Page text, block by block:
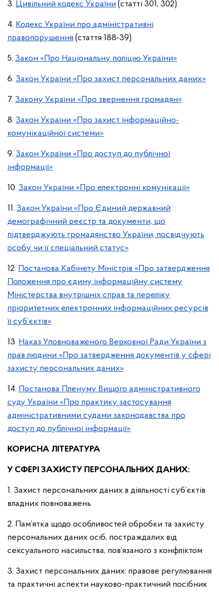
3. Цивільний кодекс України (статті 301, 302)
4. Кодекс України про адміністративні
правопорушення (стаття 188-39)
5. Закон «Про Національну поліцію України»
6. Закон України «Про захист персональних даних»
7. Закону України «Про звернення громадян»
8. Закон України «Про захист інформаційно-
комунікаційної системи»
9. Закон України «Про доступ до публічної
інформації»
10. Закон України «Про електронні комунікації»
11. Закон України «Про Єдиний державний
демографічний реєстр та документи, що
підтверджують громадянство України, посвідчують
особу чи її спеціальний статус»
12. Постанова Кабінету Міністрів «Про затвердження
Положення про єдину інформаційну систему
Міністерства внутрішніх справ та переліку
пріоритетних електронних інформаційних ресурсів
її суб’єктів»
13. Наказ Уповноваженого Верховної Ради України з
прав людини «Про затвердження документів у сфері
захисту персональних даних»
14. Постанова Пленуму Вищого адміністративного
суду України «Про практику застосування
адміністративними судами законодавства про
доступ до публічної інформації»
КОРИСНА ЛІТЕРАТУРА
У СФЕРІ ЗАХИСТУ ПЕРСОНАЛЬНИХ ДАНИХ:
1. Захист персональних даних в діяльності суб’єктів
владних повноважень
2. Пам’ятка щодо особливостей обробки та захисту
персональних даних осіб, постраждалих від
сексуального насильства, пов’язаного з конфліктом
3. Захист персональних даних: правове регулювання
та практичні аспекти науково-практичний посібник